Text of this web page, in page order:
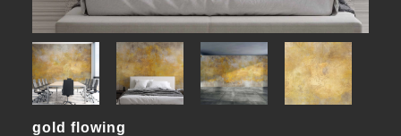
gold flowing